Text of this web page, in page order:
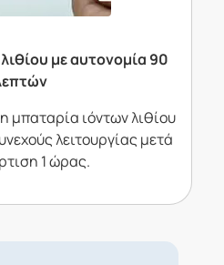
με αυτονομία 90
μπαταρία ιόντων λιθίου
λειτουργίας μετά
1 ώρας.